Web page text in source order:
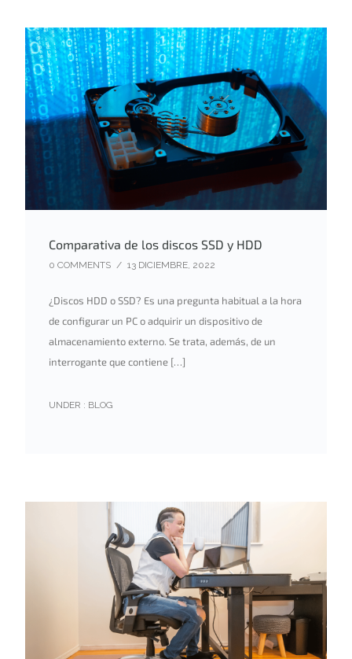
Comparativa de los discos SSD y HDD
0 COMMENTS / 13 DICIEMBRE, 2022
¿Discos HDD o SSD? Es una pregunta habitual a la hora
de configurar un PC o adquirir un dispositivo de
almacenamiento externo. Se trata, además, de un
interrogante que contiene […]
UNDER : BLOG